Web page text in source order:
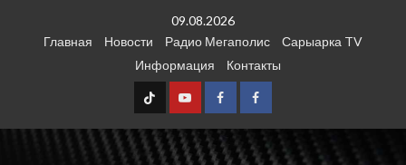
09.08.2026
Главная
Новости Радио Мегаполис
Сарыарка TV
Информация
Контакты
TT Youtube
FB1 FB2